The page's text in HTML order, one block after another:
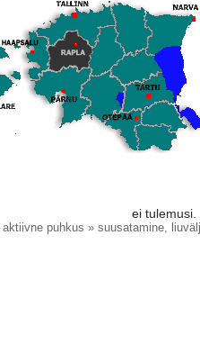
ei tulemusi.
puhkus » suusatamine,